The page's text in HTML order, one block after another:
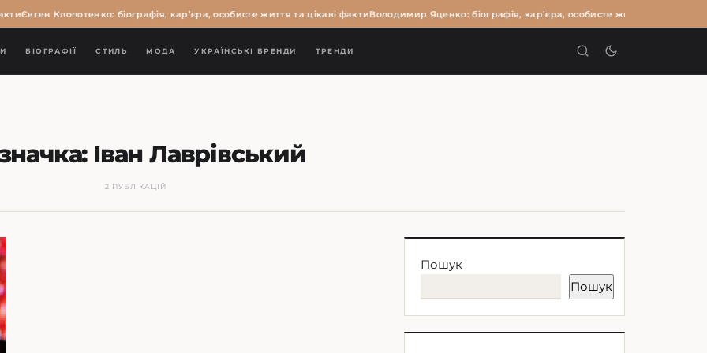
Євген Клопотенко: біографія, кар’єра, особисте життя та цікаві фактиВолодимир Яценко: біографія, кар’єра, особисте життя та цікаві
БІОГРАФІЇ СТИЛЬ МОДА УКРАЇНСЬКІ БРЕНДИ ТРЕНДИ
Іван Лаврівський
2 ПУБЛІКАЦІЙ
Пошук
Пошук